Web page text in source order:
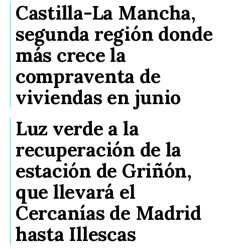
Castilla-La Mancha,
segunda región donde
más crece la
compraventa de
viviendas en junio
Luz verde a la
recuperación de la
estación de Griñón,
que llevará el
Cercanías de Madrid
hasta Illescas